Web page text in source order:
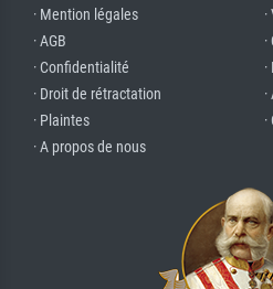
· Mention légales
· AGB
· Confidentialité
· Droit de rétractation
· Plaintes
· A propos de nous